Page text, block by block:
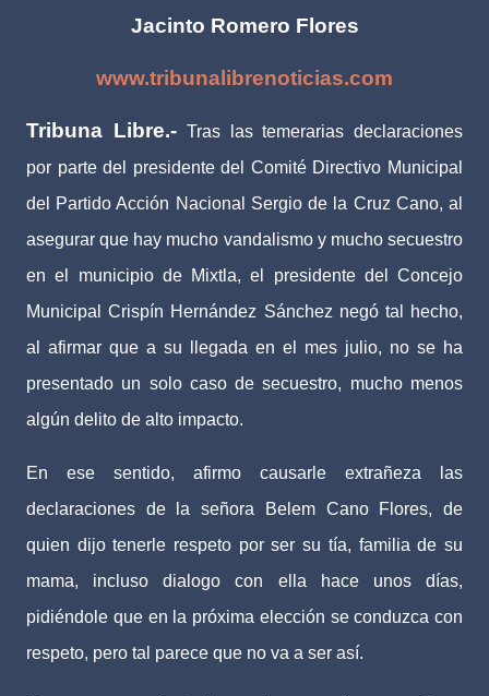
Jacinto Romero Flores
www.tribunalibrenoticias.com
Tribuna Libre.-Tras las temerarias declaraciones
por parte del presidente del Comité Directivo Municipal
del Partido Acción Nacional Sergio de la Cruz Cano, al
asegurar que hay mucho vandalismo y mucho secuestro
en el municipio de Mixtla, el presidente del Concejo
Municipal Crispín Hernández Sánchez negó tal hecho,
al afirmar que a su llegada en el mes julio, no se ha
presentado un solo caso de secuestro, mucho menos
algún delito de alto impacto.
En ese sentido, afirmo causarle extrañeza las
declaraciones de la señora Belem Cano Flores, de
quien dijo tenerle respeto por ser su tía, familia de su
mama, incluso dialogo con ella hace unos días,
pidiéndole que en la próxima elección se conduzca con
respeto, pero tal parece que no va a ser así.